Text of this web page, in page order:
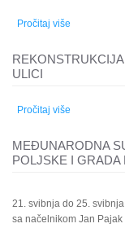
Pročitaj više
ULICI
Pročitaj više
MEĐUNARODNA
POLJSKE I
21. svibnja do 25.
sa načelnikom Jan